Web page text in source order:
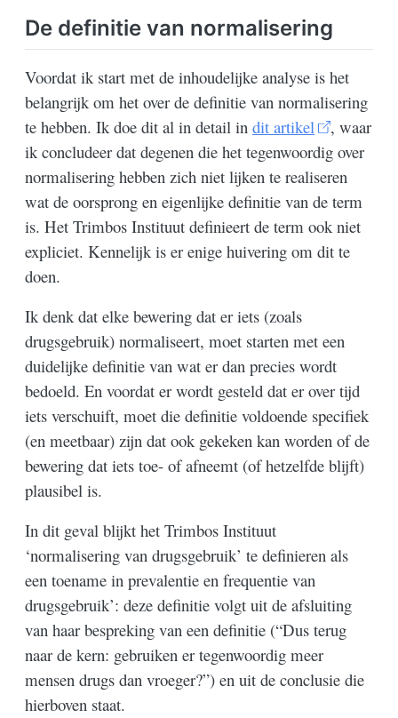
De definitie van normalisering
Voordat ik start met de inhoudelijke analyse is het
belangrijk om het over de definitie van normalisering
te hebben. Ik doe dit al in detail indit artikel
, waar
ik concludeer dat degenen die het tegenwoordig over
normalisering hebben zich niet lijken te realiseren
wat de oorsprong en eigenlijke definitie van de term
is. Het Trimbos Instituut definieert de term ook niet
expliciet. Kennelijk is er enige huivering om dit te
doen.
Ik denk dat elke bewering dat er iets (zoals
drugsgebruik) normaliseert, moet starten met een
duidelijke definitie van wat er dan precies wordt
bedoeld. En voordat er wordt gesteld dat er over tijd
iets verschuift, moet die definitie voldoende specifiek
(en meetbaar) zijn dat ook gekeken kan worden of de
bewering dat iets toe- of afneemt (of hetzelfde blijft)
plausibel is.
In dit geval blijkt het Trimbos Instituut
‘normalisering van drugsgebruik’ te definieren als
een toename in prevalentie en frequentie van
drugsgebruik’: deze definitie volgt uit de afsluiting
van haar bespreking van een definitie (“Dus terug
naar de kern: gebruiken er tegenwoordig meer
mensen drugs dan vroeger?”) en uit de conclusie die
hierboven staat.